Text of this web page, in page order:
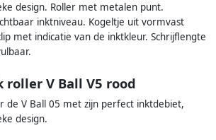
design. Roller met metalen punt.
inktniveau. Kogeltje uit vormvast
met indicatie van de inktkleur. Schrijflengte
V Ball V5 rood
de V Ball 05 met zijn perfect inktdebiet,
design.